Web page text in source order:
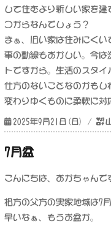
して住むより新しい家を
つからなんでしょう？
まぁ、旧い家は住みにく
事の動線もおかしい。今は
トですから。生活のスタ
仕方のないことなのかもし
変わりゆくものに柔軟に対
投
稿
日:
2025年9月21日(日)
7月盆
こんにちは、おかちゃんで
相方の父方の実家地域は7月
早いなぁ、もうお盆か。